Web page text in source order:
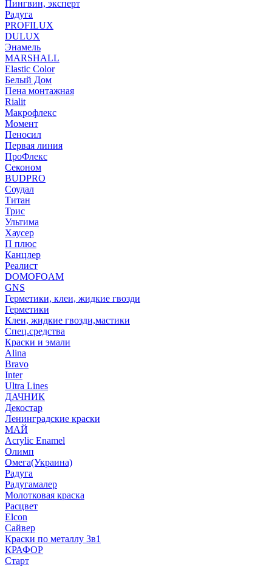
Пингвин, эксперт
Радуга
PROFILUX
DULUX
Энамель
MARSHALL
Elastic Color
Белый Дом
Пена монтажная
Rialit
Макрофлекс
Момент
Пеносил
Первая линия
ПроФлекс
Секоном
BUDPRO
Соудал
Титан
Трис
Ультима
Хаусер
П плюс
Канцлер
Реалист
DOMOFOAM
GNS
Герметики, клеи, жидкие гвозди
Герметики
Клеи, жидкие гвозди,мастики
Спец.средства
Краски и эмали
Alina
Bravo
Inter
Ultra Lines
ДАЧНИК
Декостар
Ленинградские краски
МАЙ
Acrylic Enamel
Олимп
Омега(Украина)
Радуга
Радугамалер
Молотковая краска
Расцвет
Elcon
Сайвер
Краски по металлу 3в1
КРАФОР
Старт